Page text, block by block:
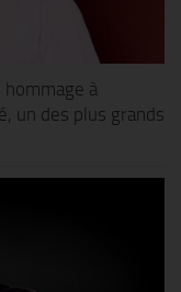
hommage à
un des plus grands